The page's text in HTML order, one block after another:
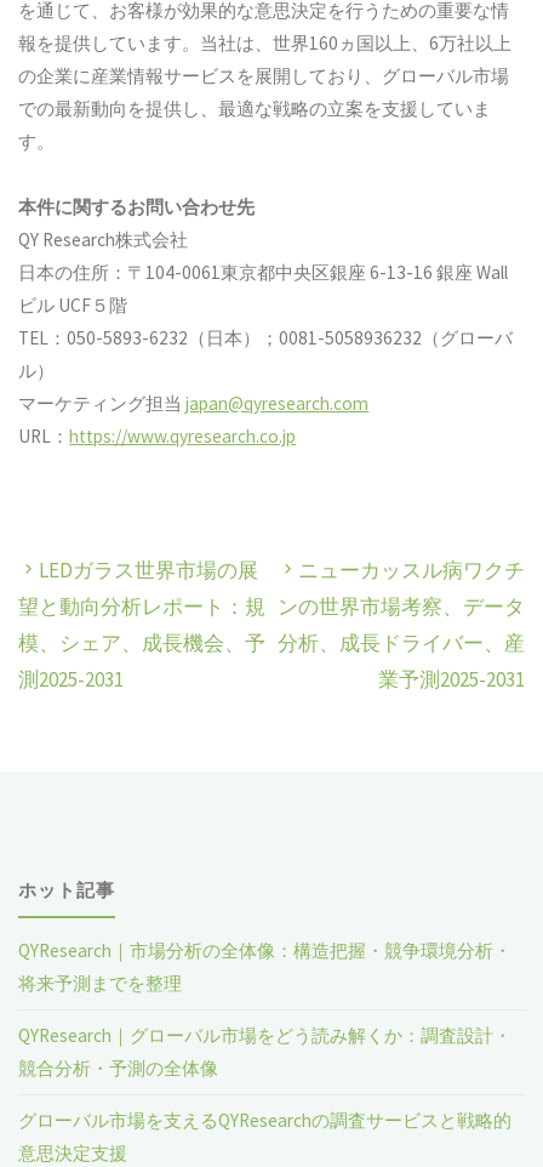
を通じて、お客様が効果的な意思決定を行うための重要な情
報を提供しています。当社は、世界160ヵ国以上、6万社以上
の企業に産業情報サービスを展開しており、グローバル市場
での最新動向を提供し、最適な戦略の立案を支援していま
す。
本件に関するお問い合わせ先
QY Research株式会社
日本の住所：〒104-0061東京都中央区銀座 6-13-16 銀座 Wall
ビル UCF５階
TEL：050-5893-6232（日本）；0081-5058936232（グローバ
ル）
マーケティング担当japan@qyresearch.com
URL：https://www.qyresearch.co.jp
LEDガラス世界市場の展
望と動向分析レポート：規
模、シェア、成長機会、予
測2025-2031
ニューカッスル病ワクチ
ンの世界市場考察、データ
分析、成長ドライバー、産
業予測2025-2031
ホット記事
QYResearch｜市場分析の全体像：構造把握・競争環境分析・
将来予測までを整理
QYResearch｜グローバル市場をどう読み解くか：調査設計・
競合分析・予測の全体像
グローバル市場を支えるQYResearchの調査サービスと戦略的
意思決定支援